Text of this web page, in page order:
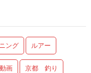
ング ルアー
画 京都 釣り